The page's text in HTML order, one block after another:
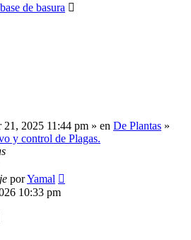
de basura
21, 2025 11:44 pm » en De Plantas »
y control de Plagas.
porYamal
10:33 pm